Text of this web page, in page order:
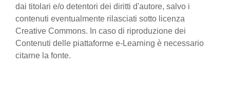
dai titolari e/o detentori dei diritti d'autore, salvo i
contenuti eventualmente rilasciati sotto licenza
Creative Commons. In caso di riproduzione dei
Contenuti delle piattaforme e-Learning è necessario
citarne la fonte.